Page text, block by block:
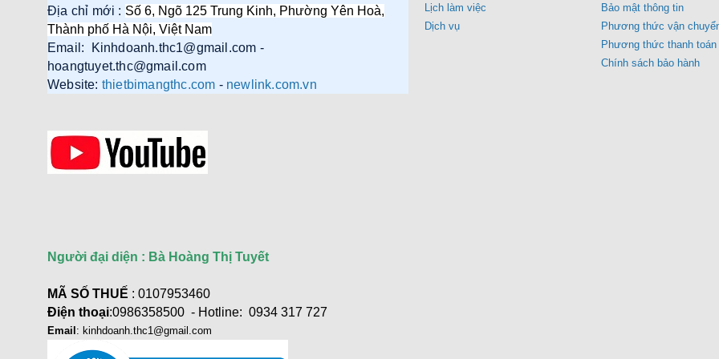
Địa chỉ mới : Số 6, Ngõ 125 Trung Kinh, Phường Yên Hoà,
Thành phố Hà Nội, Việt Nam
Email: Kinhdoanh.thc1@gmail.com -
hoangtuyet.thc@gmail.com
Website: thietbimangthc.com - newlink.com.vn
Người đại diện : Bà Hoàng Thị Tuyết
MÃ SỐ THUẾ : 0107953460
Điện thoại:0986358500 - Hotline: 0934 317 727
Email : kinhdoanh.thc1@gmail.com
Lịch làm việc
Dịch vụ
Bảo mật thông tin
Phương thức vận
Phương thức thanh toán
Chính sách bảo hành